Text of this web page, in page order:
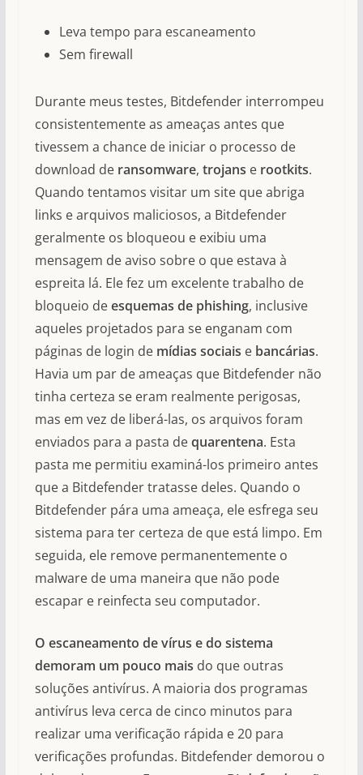
Leva tempo para escaneamento
Sem firewall
Durante meus testes, Bitdefender interrompeu
consistentemente as ameaças antes que
tivessem a chance de iniciar o processo de
download de ransomware, trojans e rootkits.
Quando tentamos visitar um site que abriga
links e arquivos maliciosos, a Bitdefender
geralmente os bloqueou e exibiu uma
mensagem de aviso sobre o que estava à
espreita lá. Ele fez um excelente trabalho de
bloqueio deesquemas de phishing, inclusive
aqueles projetados para se enganam com
páginas de login de mídias sociais e bancárias.
Havia um par de ameaças que Bitdefender não
tinha certeza se eram realmente perigosas,
mas em vez de liberá-las, os arquivos foram
enviados para a pasta dequarentena. Esta
pasta me permitiu examiná-los primeiro antes
que a Bitdefender tratasse deles. Quando o
Bitdefender pára uma ameaça, ele esfrega seu
sistema para ter certeza de que está limpo. Em
seguida, ele remove permanentemente o
malware de uma maneira que não pode
escapar e reinfecta seu computador.
O escaneamento de vírus e do sistema
demoram um pouco mais do que outras
soluções antivírus. A maioria dos programas
antivírus leva cerca de cinco minutos para
realizar uma verificação rápida e 20 para
verificações profundas. Bitdefender demorou o